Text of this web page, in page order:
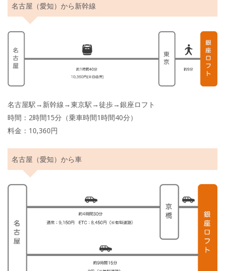
名古屋（愛知）から新幹線
名古屋駅→新幹線→東京駅→徒歩→銀座ロフト
時間：2時間15分（乗車時間1時間40分）
料金：10,360円
名古屋（愛知）から車